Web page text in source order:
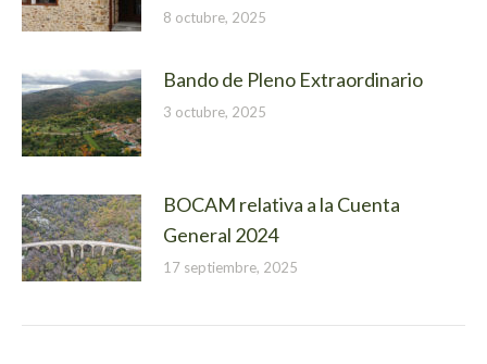
8 octubre, 2025
Bando de Pleno Extraordinario
3 octubre, 2025
BOCAM relativa a la Cuenta
General 2024
17 septiembre, 2025